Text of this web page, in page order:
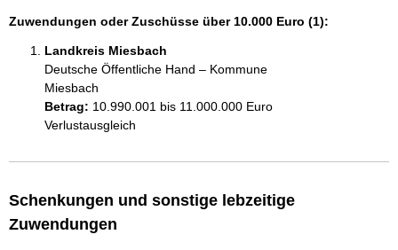
Zuwendungen oder Zuschüsse über 10.000 Euro (1):
Landkreis Miesbach
Deutsche Öffentliche Hand – Kommune
Miesbach
Betrag: 10.990.001 bis 11.000.000 Euro
Verlustausgleich
Schenkungen und sonstige lebzeitige
Zuwendungen